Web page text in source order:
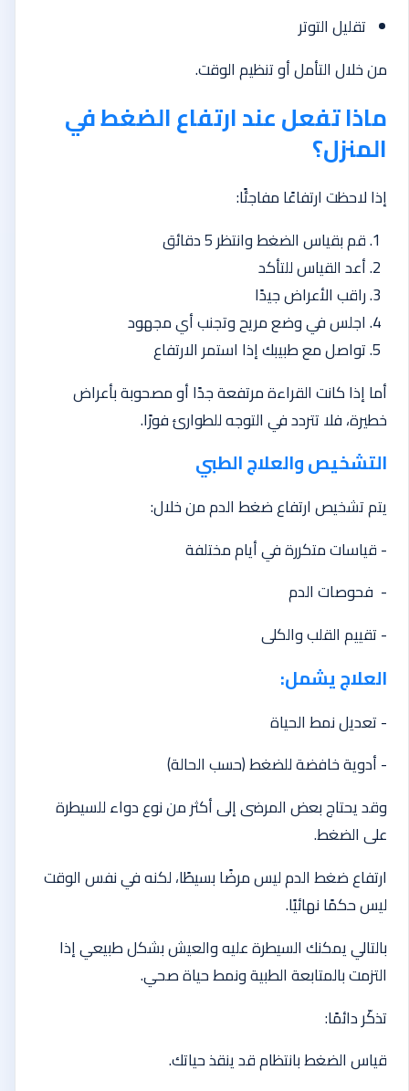
تقليل التوتر
من خلال التأمل أو تنظيم الوقت.
ماذا تفعل عند ارتفاع الضغط في
المنزل؟
إذا لاحظت ارتفاعًا مفاجئًا:
قم بقياس الضغط وانتظر 5 دقائق
أعد القياس للتأكد
راقب الأعراض جيدًا
اجلس في وضع مريح وتجنب أي مجهود
تواصل مع طبيبك إذا استمر الارتفاع
أما إذا كانت القراءة مرتفعة جدًا أو مصحوبة بأعراض
خطيرة، فلا تتردد في التوجه للطوارئ فورًا.
التشخيص والعلاج الطبي
يتم تشخيص ارتفاع ضغط الدم من خلال:
- قياسات متكررة في أيام مختلفة
- فحوصات الدم
- تقييم القلب والكلى
العلاج يشمل:
- تعديل نمط الحياة
- أدوية خافضة للضغط (حسب الحالة)
وقد يحتاج بعض المرضى إلى أكثر من نوع دواء للسيطرة
على الضغط.
ارتفاع ضغط الدم ليس مرضًا بسيطًا، لكنه في نفس الوقت
ليس حكمًا نهائيًا.
بالتالي يمكنك السيطرة عليه والعيش بشكل طبيعي إذا
التزمت بالمتابعة الطبية ونمط حياة صحي.
تذكّر دائمًا:
قياس الضغط بانتظام قد ينقذ حياتك.